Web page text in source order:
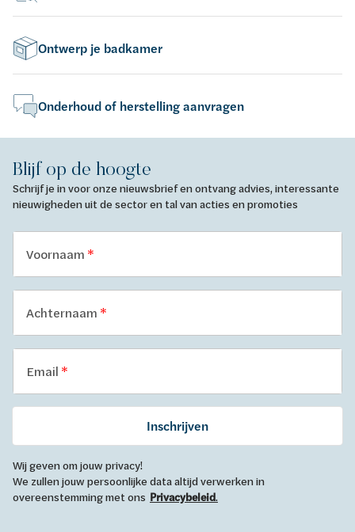
Ontwerp je badkamer
Onderhoud of herstelling aanvragen
Blijf op de hoogte
Schrijf je in voor onze nieuwsbrief en ontvang advies, interessante
nieuwigheden uit de sector en tal van acties en promoties
Voornaam
Achternaam
Email
Inschrijven
Wij geven om jouw privacy!
We zullen jouw persoonlijke data altijd verwerken in
overeenstemming met ons Privacybeleid.